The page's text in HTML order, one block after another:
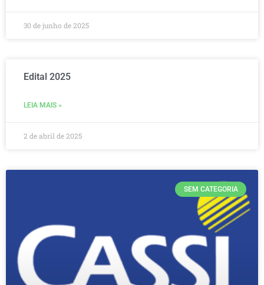
30 de junho de 2025
Edital 2025
LEIA MAIS »
2 de abril de 2025
SEM CATEGORIA